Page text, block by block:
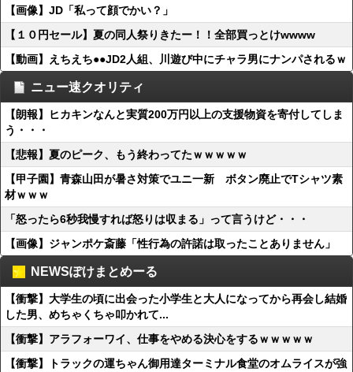
【画像】JD「私って顔でかい？」
【１０円セール】夏の同人祭りきたー！！全部買っとけwwww
【動画】えちえち●●JD2人組、川遊び中にチャラ男にナンパされるｗ
ニュー速クオリティ
【朗報】ヒカキンなんと実質200万円以上の支援物資を寄付してしま
う・・・
【悲報】夏のピーク、もう終わってたｗｗｗｗｗ
【甲子園】青森山田が暑さ対策でユニ一新 ボタン廃止でTシャツ素
材ｗｗｗ
「怒ったら6秒我慢すれば怒りは収まる」って言うけど・・・
【画像】ジャンポケ斎藤「性行為の許諾は取ったことありません」
NEWSぽけまとめーる
【衝撃】大学生の頃に出会った小学生と大人になってから再会し結婚
した男、めちゃくちゃ叩かれて...
【衝撃】アラフォーワイ、仕事をやめる決心をするｗｗｗｗｗ
【衝撃】トラックの運ちゃん御用達ターミナル食堂のオムライスが強